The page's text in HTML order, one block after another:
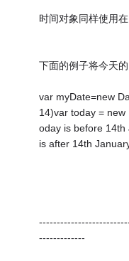
时间对象同样使用
下面的例子将今天
var myDate=new
14)var today =
oday is before 14th
is after 14th
-------------